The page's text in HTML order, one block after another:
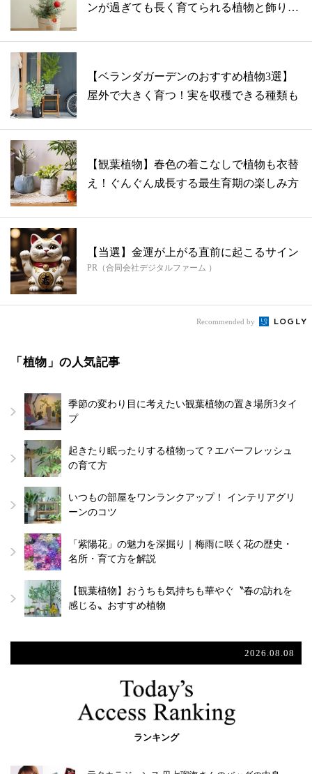
ンが過ぎても長く育てられる植物と飾り付
【ベランダガーデンのおすすめ植物3選】
屋外で大きく育つ！実を収穫できる種類も
【観葉植物】春色の着こなしで植物も衣替
え！ぐんぐん成長する最生育期の楽しみ方
【当選】金運が上がる直前に起こるサイン
PR（合同会社デジタルファーム ）
Recommended by
「植物」の人気記事
季節の変わり目に考えたい観葉植物の置き場所3タイ
プ
起きたり眠ったりする植物って？エバーフレッシュ
の育て方
いつもの部屋をワンランクアップ！ インテリアグリ
ーンのコツ
「紫陽花」の魅力を深掘り｜梅雨に咲く花の歴史・
名所・育て方を解説
【観葉植物】おうちも気持ちも華やぐ〝春の訪れを
感じる〟おすすめ植物
2026.08.08
ランキング